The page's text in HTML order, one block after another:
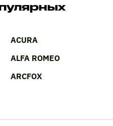
ACURA
ALFA ROMEO
ARCFOX